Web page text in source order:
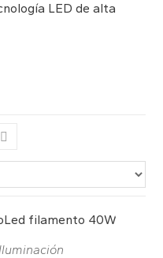
LED de alta
Iluminación